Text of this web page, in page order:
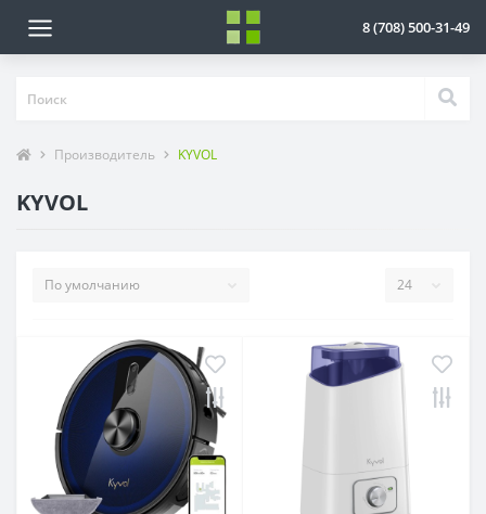
8 (708) 500-31-49
Производитель KYVOL
KYVOL